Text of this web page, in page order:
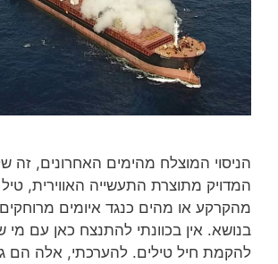
הניסוי המוצלח מהימים האחרונים, זה
המדויק מתוצרת התעשייה האווירית,
מהקרקע או מהים כנגד איומים
בנושא. אין בכוונתי להתנצח כאן עם מי
להקמת חיל טילים. להערכתי, אלה הם